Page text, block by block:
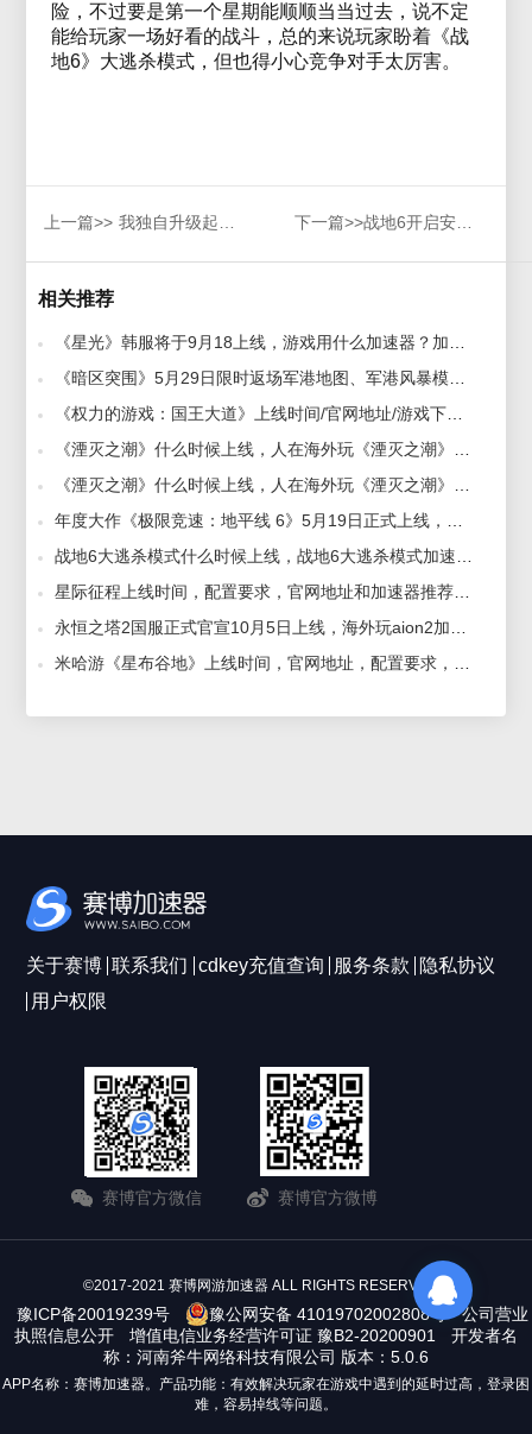
险，不过要是第一个星期能顺顺当当过去，说不定
能给玩家一场好看的战斗，总的来说玩家盼着《战
地6》大逃杀模式，但也得小心竞争对手太厉害。
上一篇>> 我独自升级起立Sololeveling泰服游戏下载教程 下一篇>>战地6开启安全模式操作步骤
相关推荐
关于赛博 联系我们 cdkey充值查询 服务条款
隐私协议
用户权限
赛博官方微信 赛博官方微博
©2017-2021 赛博网游加速器 ALL RIGHTS RESERVERD
豫ICP备20019239号 豫公网安备 41019702002808号
公司营业
执照信息公开
增值电信业务经营许可证 豫B2-20200901
开发者名
称：河南斧牛网络科技有限公司 版本：5.0.6
APP名称：赛博加速器。产品功能：有效解决玩家在游戏中遇到的延时过高，登录困
难，容易掉线等问题。